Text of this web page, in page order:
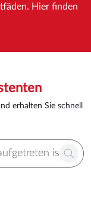
Hier finden
erhalten Sie schnell